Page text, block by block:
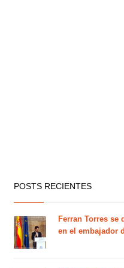
POSTS RECIENTES
Ferran Torres se
en el embajador